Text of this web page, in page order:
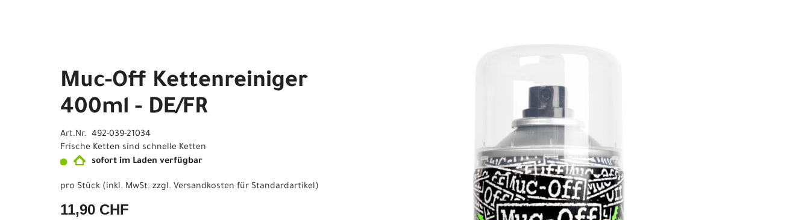
Muc-Off Kettenreiniger
400ml - DE/FR
Art.Nr. 492-039-21034
Frische Ketten sind schnelle Ketten
sofort im Laden verfügbar
pro Stück (inkl. MwSt. zzgl. Versandkosten für Standardartikel)
11,90 CHF